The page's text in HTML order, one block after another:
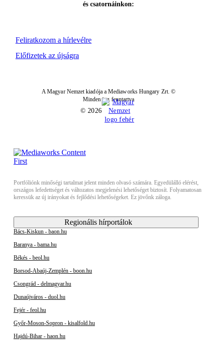
Feliratkozom a hírlevélre
és csatornáinkon:
Előfizetek az újságra
A Magyar Nemzet kiadója a Mediaworks Hungary Zrt. ©
Minden jog fenntartva
© 2026
Portfóliónk minőségi tartalmat jelent minden olvasó számára. Egyedülálló elérést,
országos lefedettséget és változatos megjelenési lehetőséget biztosít. Folyamatosan
keressük az új irányokat és fejlődési lehetőségeket. Ez jövőnk záloga.
Regionális hírportálok
Bács-Kiskun - baon.hu
Baranya - bama.hu
Békés - beol.hu
Borsod-Abaúj-Zemplén - boon.hu
Csongrád - delmagyar.hu
Dunaújváros - duol.hu
Fejér - feol.hu
Győr-Moson-Sopron - kisalfold.hu
Hajdú-Bihar - haon.hu